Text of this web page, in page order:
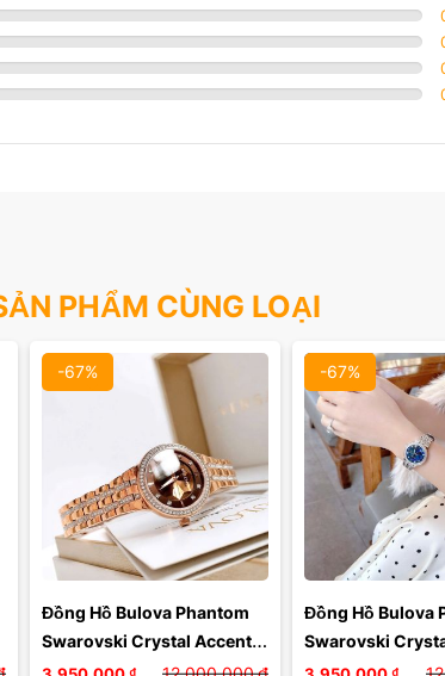
PHẨM CÙNG LOẠI
-67%
Đồng Hồ Bulova Phantom
Swarovski Crystal Accents
Màu Nâu – Vẻ Đẹp Quyến Rũ
-67%
Đồng Hồ Bulova
Swarovski
– Sang Trọng Với